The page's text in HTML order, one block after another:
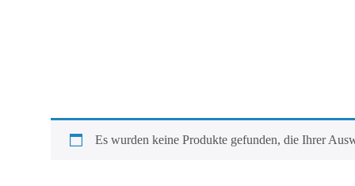
Es wur­den kei­ne Pro­duk­te gefun­den, die Ihrer